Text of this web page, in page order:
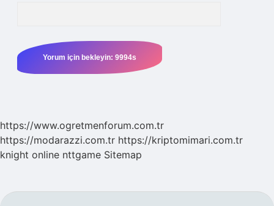
https://www.ogretmenforum.com.tr
https://modarazzi.com.tr https://kriptomimari.com.tr
knight online nttgame Sitemap